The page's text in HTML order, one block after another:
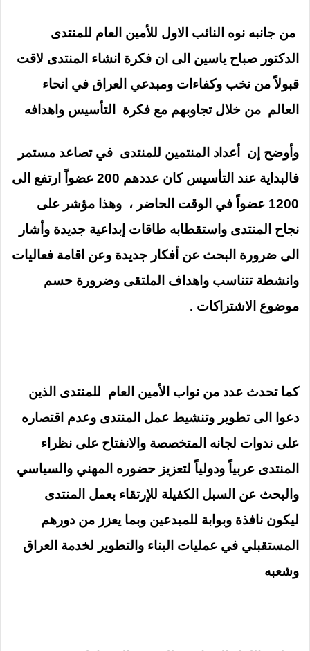
من جانبه نوه النائب الاول للأمين العام للمنتدى
الدكتور صباح ياسين الى ان فكرة انشاء المنتدى لاقت
قبولاً من نخب وكفاءات ومبدعي العراق في انحاء
العالم من خلال تجاوبهم مع فكرة التأسيس واهدافه
وأوضح إن أعداد المنتمين للمنتدى في تصاعد مستمر
فالبداية عند التأسيس كان عددهم 200 عضواً ارتفع الى
1200 عضواً في الوقت الحاضر ، وهذا مؤشر على
نجاح المنتدى واستقطابه طاقات إبداعية جديدة وأشار
الى ضرورة البحث عن أفكار جديدة وعن اقامة فعاليات
وانشطة تتناسب واهداف الملتقى وضرورة حسم
موضوع الاشتراكات .
كما تحدث عدد من نواب الأمين العام للمنتدى الذين
دعوا الى تطوير وتنشيط عمل المنتدى وعدم اقتصاره
على ندوات لجانه المتخصصة والانفتاح على نظراء
المنتدى عربياً ودولياً لتعزيز حضوره المهني والسياسي
والبحث عن السبل الكفيلة للإرتقاء بعمل المنتدى
ليكون نافذة وبوابة للمبدعين وبما يعزز من دورهم
المستقبلي في عمليات البناء والتطوير لخدمة العراق
وشعبه